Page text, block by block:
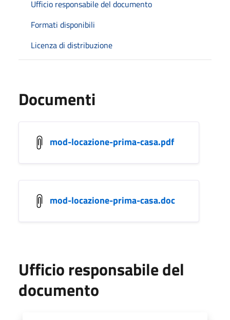
Ufficio responsabile del documento
Formati disponibili
Licenza di distribuzione
Documenti
mod-locazione-prima-casa.pdf
mod-locazione-prima-casa.doc
Ufficio responsabile del
documento